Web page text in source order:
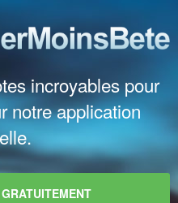
incroyables pour
notre application